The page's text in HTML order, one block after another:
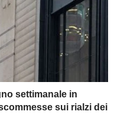
settimanale in
sui rialzi dei